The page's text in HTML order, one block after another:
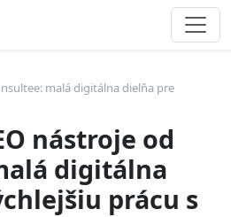
malá digitálna dielňa pre
nástroje od
digitálna
prácu s